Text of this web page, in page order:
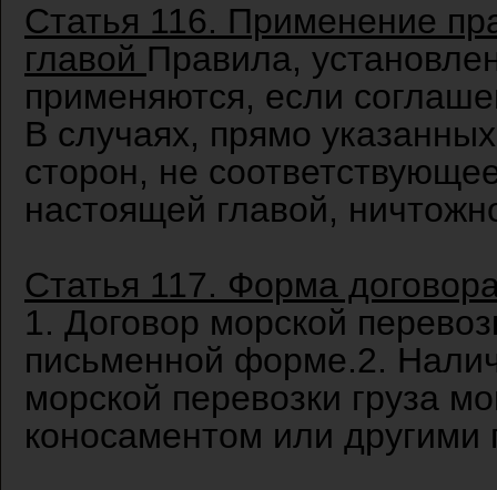
Статья 116. Применение
главой Правила,
применяются, если
В случаях, прямо
сторон, не
настоящей главой,
Статья 117. Форма
1. Договор морской
письменной форме.2.
морской перевозки груза
коносаментом или